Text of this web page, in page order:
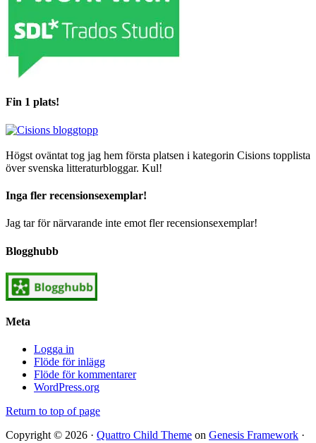
Fin 1 plats!
Högst oväntat tog jag hem första platsen i kategorin Cisions topplista
över svenska litteraturbloggar. Kul!
Inga fler recensionsexemplar!
Jag tar för närvarande inte emot fler recensionsexemplar!
Blogghubb
Meta
Logga in
Flöde för inlägg
Flöde för kommentarer
WordPress.org
Return to top of page
Copyright © 2026 · Quattro Child Theme on Genesis Framework ·